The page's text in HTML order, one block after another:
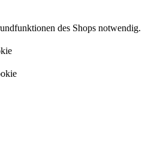
des Shops notwendig.